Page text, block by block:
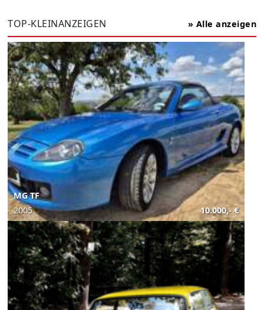
TOP-KLEINANZEIGEN » Alle anzeigen
MG TF
2005
10.000,- €